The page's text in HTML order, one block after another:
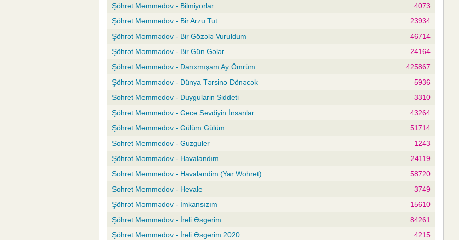
Şöhrət Məmmədov - Bilmiyorlar
4073
Şöhrət Məmmədov - Bir Arzu Tut
23934
Şöhrət Məmmədov - Bir Gözələ Vuruldum
46714
Şöhrət Məmmədov - Bir Gün Gələr
24164
Şöhrət Məmmədov - Darıxmışam Ay Ömrüm
425867
Şöhrət Məmmədov - Dünya Tərsinə Dönəcək
5936
Sohret Memmedov - Duygularin Siddeti
3310
Şöhrət Məmmədov - Gecə Sevdiyin İnsanlar
43264
Şöhrət Məmmədov - Gülüm Gülüm
51714
Sohret Memmedov - Guzguler
1243
Şöhrət Məmmədov - Havalandım
24119
Sohret Memmedov - Havalandim (Yar Wohret)
58720
Sohret Memmedov - Hevale
3749
Şöhrət Məmmədov - İmkansızım
15610
Şöhrət Məmmədov - İrəli Əsgərim
84261
Şöhrət Məmmədov - İrəli Əsgərim 2020
4215